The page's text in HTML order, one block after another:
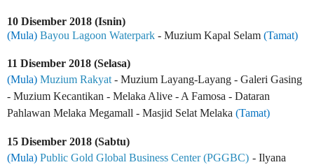
10 Disember 2018 (Isnin)
(Mula) Bayou Lagoon Waterpark - Muzium Kapal Selam (Tamat)
11 Disember 2018 (Selasa)
(Mula) Muzium Rakyat - Muzium Layang-Layang - Galeri Gasing
- Muzium Kecantikan - Melaka Alive - A Famosa - Dataran
Pahlawan Melaka Megamall - Masjid Selat Melaka (Tamat)
15 Disember 2018 (Sabtu)
(Mula) Public Gold Global Business Center (PGGBC) - Ilyana